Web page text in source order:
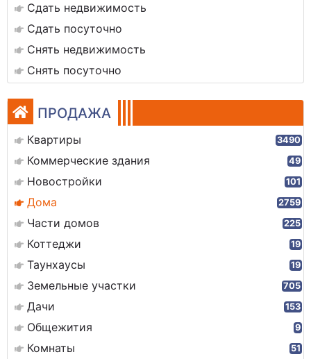
Сдать недвижимость
Сдать посуточно
Снять недвижимость
Снять посуточно
ПРОДАЖА
Квартиры 3490
Коммерческие здания 49
Новостройки 101
Дома 2759
Части домов 225
Коттеджи 19
Таунхаусы 19
Земельные участки 705
Дачи 153
Общежития 9
Комнаты 51